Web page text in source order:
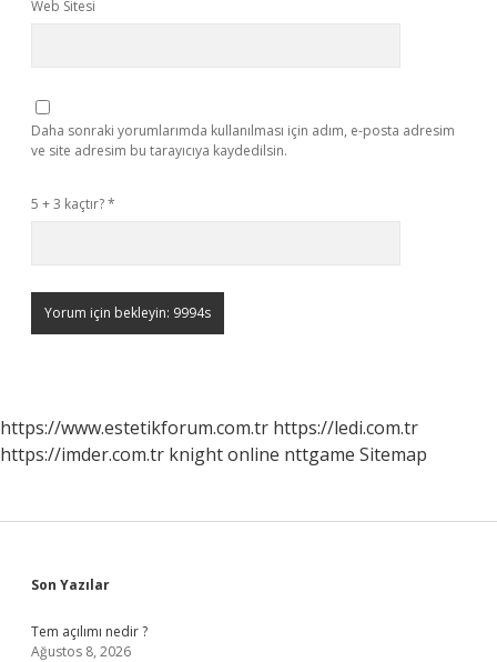
Web Sitesi
Daha sonraki yorumlarımda kullanılması için adım, e-posta adresim
ve site adresim bu tarayıcıya kaydedilsin.
5 + 3 kaçtır?*
https://www.estetikforum.com.tr https://ledi.com.tr
https://imder.com.tr knight online nttgame Sitemap
Sidebar
Son Yazılar
Tem açılımı nedir ?
Ağustos 8, 2026